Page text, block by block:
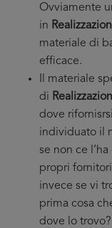
Ovviamente
in
materiale di
efficace.
Il materiale
di
dove rifornisrsi
individuato il
se non ce
propri
invece se vi
prima cosa
dove lo